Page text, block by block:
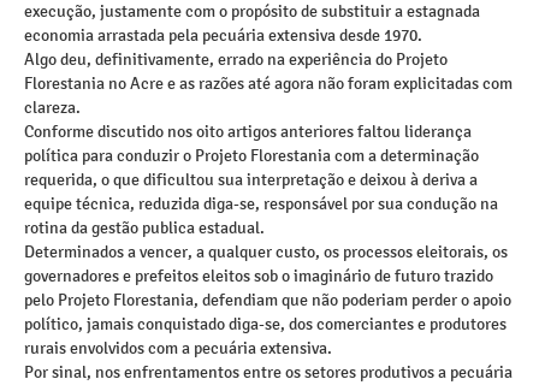
execução, justamente com o propósito de substituir a estagnada
economia arrastada pela pecuária extensiva desde 1970.
Algo deu, definitivamente, errado na experiência do Projeto
Florestania no Acre e as razões até agora não foram explicitadas com
clareza.
Conforme discutido nos oito artigos anteriores faltou liderança
política para conduzir o Projeto Florestania com a determinação
requerida, o que dificultou sua interpretação e deixou à deriva a
equipe técnica, reduzida diga-se, responsável por sua condução na
rotina da gestão publica estadual.
Determinados a vencer, a qualquer custo, os processos eleitorais, os
governadores e prefeitos eleitos sob o imaginário de futuro trazido
pelo Projeto Florestania, defendiam que não poderiam perder o apoio
político, jamais conquistado diga-se, dos comerciantes e produtores
rurais envolvidos com a pecuária extensiva.
Por sinal, nos enfrentamentos entre os setores produtivos a pecuária